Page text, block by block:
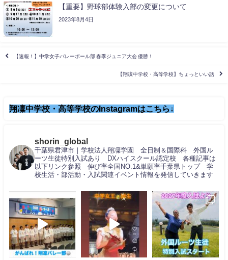
【重要】野球部体験入部の変更について
2023年8月4日
【速報！】中学女子バレーボール部 春季ジュニア大会 優勝！
【翔凜中学校・高等学校】ちょっといい話
翔凜中学校・高等学校のInstagramはこちら↓
shorin_global
千葉県君津市｜学校法人翔凜学園 全日制＆国際科 外国ル
ーツ生徒特別入試あり DXハイスクール認定校 各種記事は
以下リンク参照 伸び率全国NO.1&単願率千葉県トップ 学
校生活・部活動・入試関連イベント情報を発信していきます